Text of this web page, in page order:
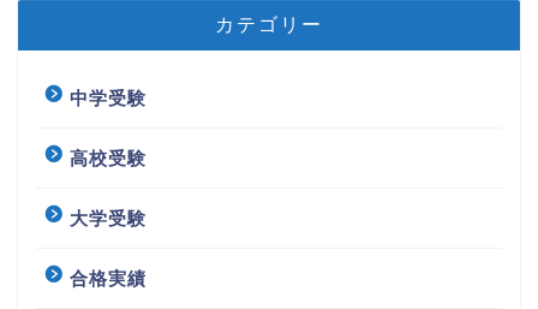
カテゴリー
中学受験
高校受験
大学受験
合格実績